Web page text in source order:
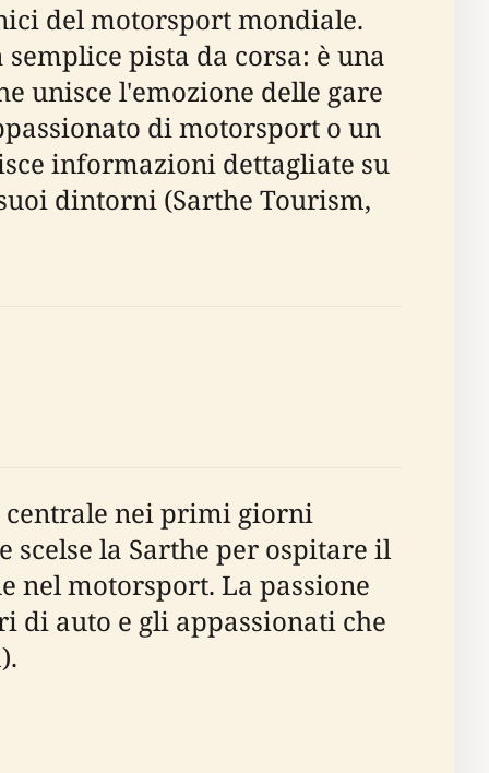
del motorsport mondiale.
pista da corsa: è una
unisce l'emozione delle gare
di motorsport o un
informazioni dettagliate su
dintorni (Sarthe Tourism,
centrale nei primi giorni
la Sarthe per ospitare il
nel motorsport. La passione
di auto e gli appassionati che